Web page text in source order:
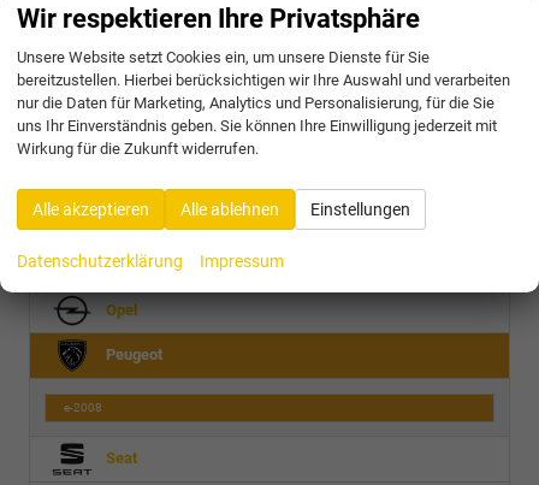
SEHR GUT
31 Bewertungen
Alle Bewertungen anzeigen >
Cupra
Nissan
Opel
Peugeot
e-2008
Seat
Wir respektieren Ihre Privatsphäre
Unsere Website setzt Cookies ein, um unsere Dienste für Sie
bereitzustellen. Hierbei berücksichtigen wir Ihre Auswahl und verarbeiten
nur die Daten für Marketing, Analytics und Personalisierung, für die Sie
uns Ihr Einverständnis geben. Sie können Ihre Einwilligung jederzeit mit
Wirkung für die Zukunft widerrufen.
Alle akzeptieren Alle ablehnen Einstellungen
Datenschutzerklärung Impressum